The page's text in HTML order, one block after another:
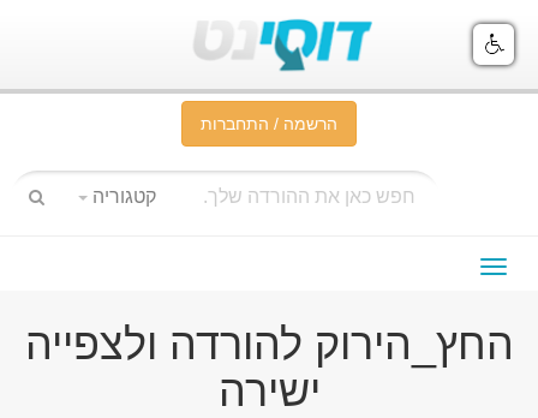
הרשמה / התחברות
קטגוריה
תפריט
החץ_הירוק להורדה ולצפייה
ישירה